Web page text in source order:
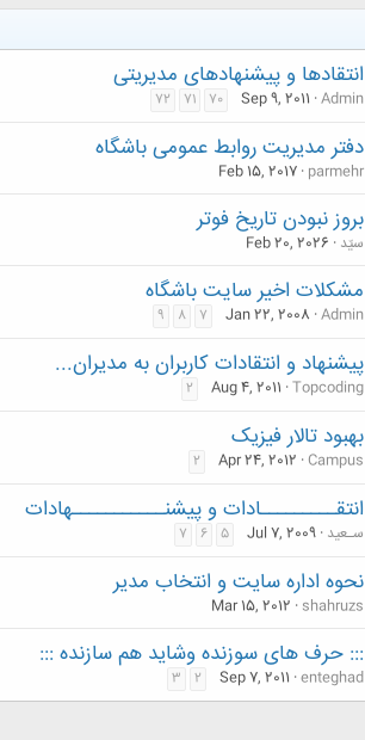
انتقادها و پیشنهادهای مدیریتی
Admin
Sep 9, 2011
70
71
72
دفتر مدیریت روابط عمومی باشگاه
parmehr
Feb 15, 2017
بروز نبودن تاریخ فوتر
سیّد Feb 20, 2026
مشكلات اخير سايت باشگاه
Admin
Jan 22, 2008
7
8
9
پیشنهاد و انتقادات کاربران به مدیران...
Topcoding
Aug 4, 2011
2
بهبود تالار فیزیک
Campus
Apr 24, 2012
2
انتقـــــــــادات و پیشنـــــــــــهادات
سـعید Jul 7, 2009
5
6
7
نحوه اداره سایت و انتخاب مدیر
shahruzs
Mar 15, 2012
::: حرف های سوزنده وشاید هم سازنده :::
enteghad
Sep 7, 2011
2
3